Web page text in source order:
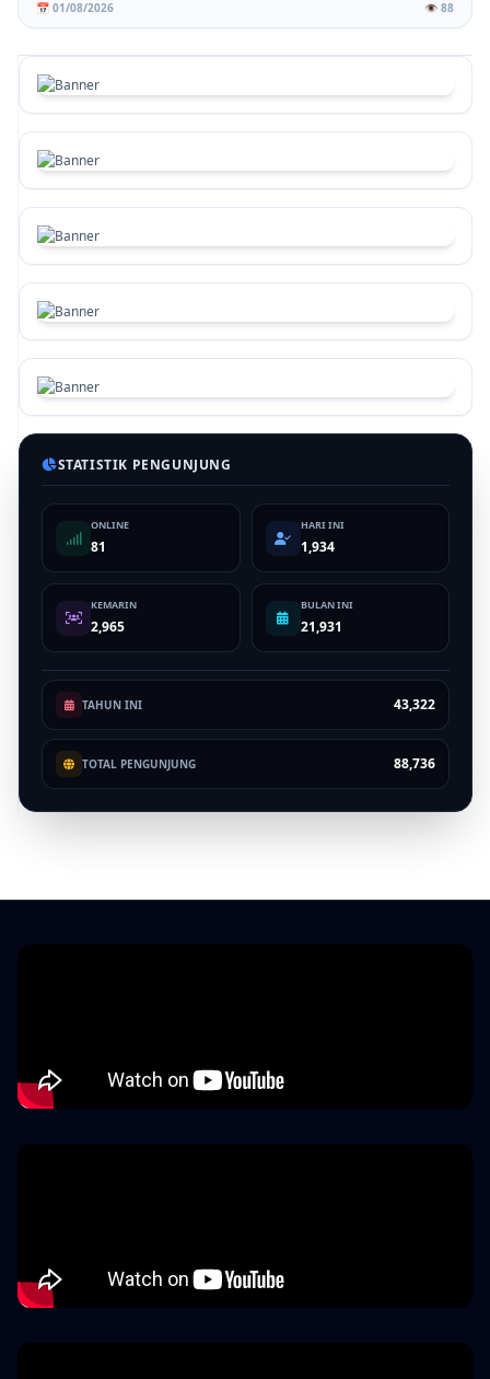
📅 01/08/2026 👁️ 88
STATISTIK PENGUNJUNG
ONLINE
81
HARI INI
1,934
KEMARIN
2,965
BULAN INI
21,931
TAHUN INI 43,322
TOTAL PENGUNJUNG 88,736